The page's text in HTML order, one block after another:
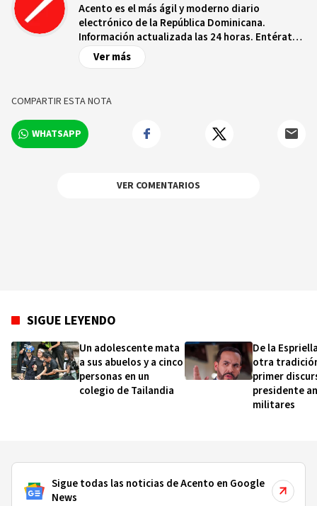
Acento es el más ágil y moderno diario
electrónico de la República Dominicana.
Información actualizada las 24 horas. Entérate
de las noticias y sucesos más importantes a
nivel nacional e internacional, videos y fotos
Ver más
COMPARTIR ESTA NOTA
WHATSAPP
VER COMENTARIOS
SIGUE LEYENDO
Un adolescente mata
a sus abuelos y a cinco
personas en un
colegio de Tailandia
De la
otra
primer
presidente
militares
Sigue todas las noticias de Acento en Google
News